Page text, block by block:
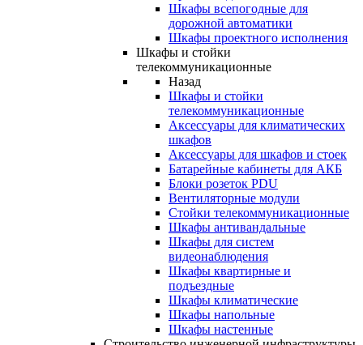
Шкафы всепогодные для
дорожной автоматики
Шкафы проектного исполнения
Шкафы и стойки
телекоммуникационные
Назад
Шкафы и стойки
телекоммуникационные
Аксессуары для климатических
шкафов
Аксессуары для шкафов и стоек
Батарейные кабинеты для АКБ
Блоки розеток PDU
Вентиляторные модули
Стойки телекоммуникационные
Шкафы антивандальные
Шкафы для систем
видеонаблюдения
Шкафы квартирные и
подъездные
Шкафы климатические
Шкафы напольные
Шкафы настенные